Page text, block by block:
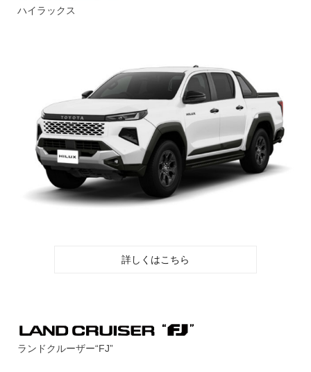
ハイラックス
詳しくはこちら
ランドクルーザー“FJ”